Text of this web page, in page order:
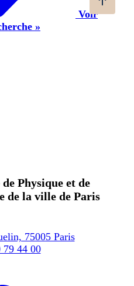
Voir
»
Physique et de
de la ville de Paris
75005 Paris
79 44 00